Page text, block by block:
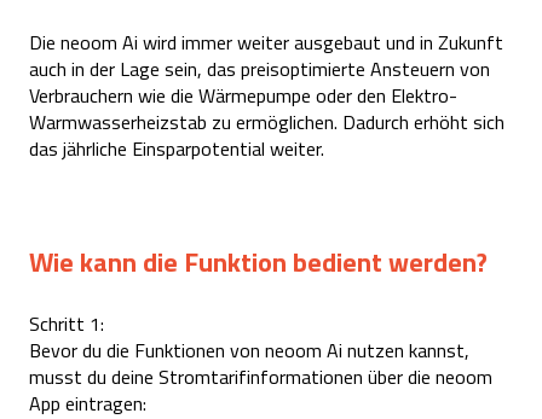
Die neoom Ai wird immer weiter ausgebaut und in Zukunft
auch in der Lage sein, das preisoptimierte Ansteuern von
Verbrauchern wie die Wärmepumpe oder den Elektro-
Warmwasserheizstab zu ermöglichen. Dadurch erhöht sich
das jährliche Einsparpotential weiter.
Wie kann die Funktion bedient werden?
Schritt 1:
Bevor du die Funktionen von neoom Ai nutzen kannst,
musst du deine Stromtarifinformationen über die neoom
App eintragen: